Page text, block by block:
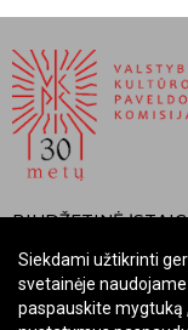
BIUDŽETINĖ
VALSTYBINĖ
Įmonės kodas:
Adresas: Rūdninkų g.
Siekdami užtikrinti
svetainėje naudojame
paspauskite mygtuką